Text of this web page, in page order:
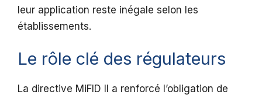
leur application reste inégale selon les
établissements.
Le rôle clé des régulateurs
La directive MiFID II a renforcé l’obligation de